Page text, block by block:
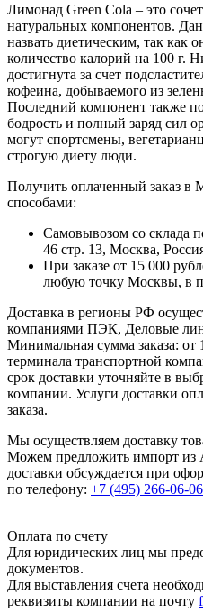
Лимонад Green Cola – это
натуральных компонентов.
назвать диетическим, так как
количество калорий на 100 г.
достигнута за счет
кофеина, добываемого из
Последний компонент также
бодрость и полный заряд сил
могут спортсмены,
строгую диету люди.
Получить оплаченный заказ
способами:
Самовывозом со склада
46 стр. 13, Москва,
При заказе от 15 000
любую точку Москвы, в
Доставка в регионы РФ
компаниями ПЭК, Деловые
Минимальная сумма заказа: от
терминала транспортной
срок доставки уточняйте в
компании. Услуги доставки
заказа.
Мы осуществляем доставку
Можем предложить импорт из
доставки обсуждается при
по телефону: +7 (495) 266-06-06
Оплата по счету
Для юридических лиц мы
документов.
Для выставления счета
реквизиты компании на почту